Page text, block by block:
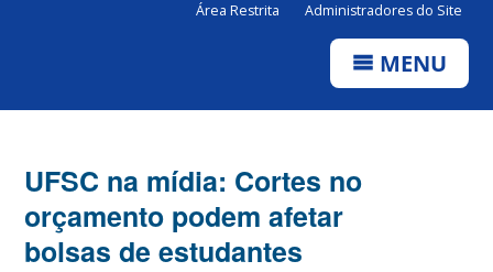
Área Restrita Administradores do Site
MENU
UFSC na mídia: Cortes no
orçamento podem afetar
bolsas de estudantes